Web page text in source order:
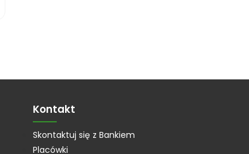
Kontakt
Skontaktuj się z Bankiem
Placówki